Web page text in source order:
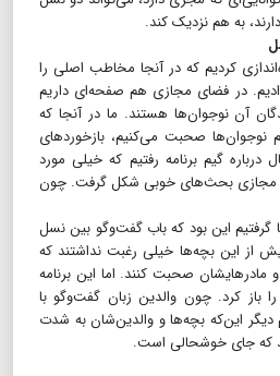
به هم نزدیک کند.
کردیم که در آنجا مخاطب اصلی را
در فضای مجازی هم صفحه‌ای داریم
آن نوجوان‌ها هستند. ما در آنجا که
نوجوان‌ها صحبت می‌کنیم، بازخوردهای
درباره گیم برنامه رفتیم که خیلی مورد
مجازی بحث‌های خوبی شکل گرفت. چون
گرفتیم این بود که باب گفت‌وگو بین نسل
از این بچه‌ها خیلی رغبت نداشتند که
مادرهایشان صحبت کنند. اما این برنامه
کرد. چون والدین زبان گفت‌وگو با
دیگر این‌که بچه‌ها و والدین‌شان به شدت
که جای خوشحالی است.